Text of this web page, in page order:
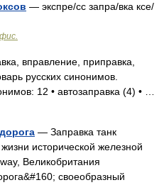
— экспре/сс запра/вка ксе/
вправление, приправка,
русских синонимов.
12 • автозаправка (4) • …
— Заправка танк
исторической железной
Великобритания
своеобразный